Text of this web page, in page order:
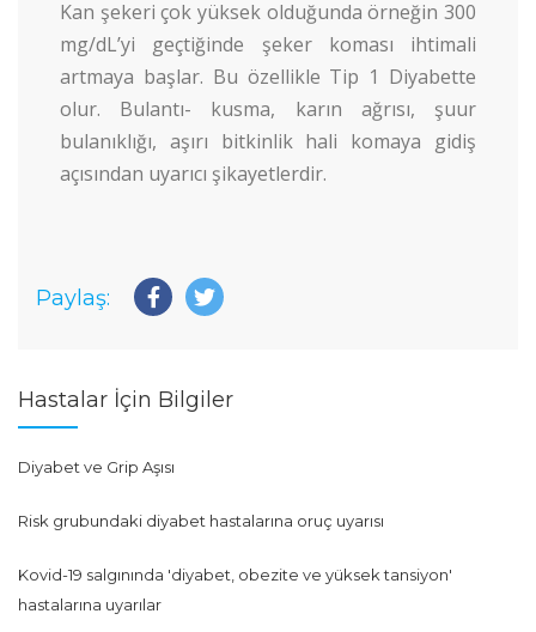
Kan şekeri çok yüksek olduğunda örneğin 300
mg/dL’yi geçtiğinde şeker koması ihtimali
artmaya başlar. Bu özellikle Tip 1 Diyabette
olur. Bulantı- kusma, karın ağrısı, şuur
bulanıklığı, aşırı bitkinlik hali komaya gidiş
açısından uyarıcı şikayetlerdir.
Paylaş:
Hastalar İçin Bilgiler
Diyabet ve Grip Aşısı
Risk grubundaki diyabet hastalarına oruç uyarısı
Kovid-19 salgınında 'diyabet, obezite ve yüksek tansiyon'
hastalarına uyarılar